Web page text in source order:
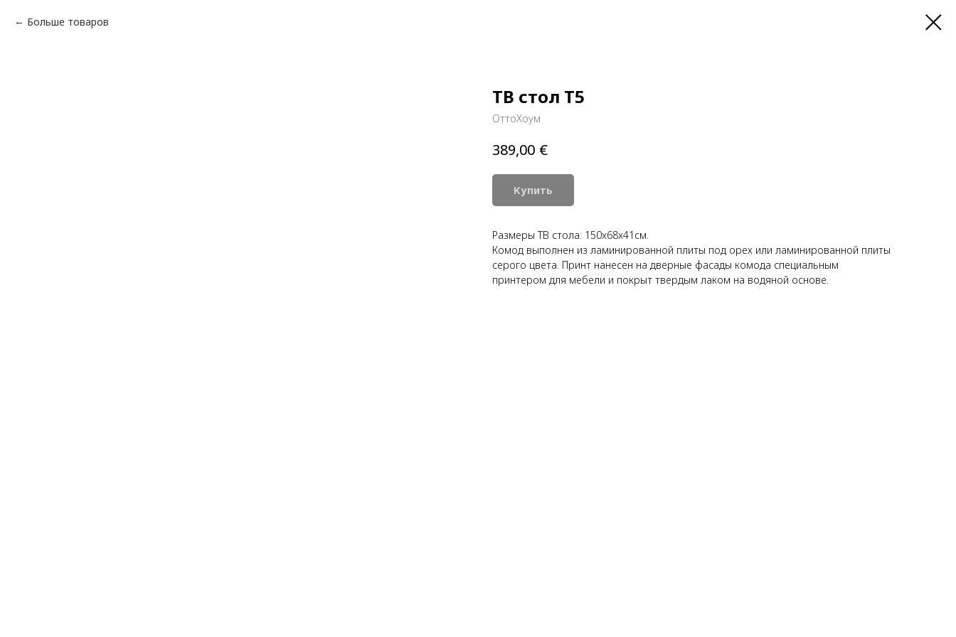
Больше товаров
ТВ стол T5
ОттоХоум
389,00 €
Купить
Размеры ТВ стола: 150x68x41см.
Комод выполнен из ламинированной плиты под орех или ламинированной плиты
серого цвета. Принт нанесен на дверные фасады комода специальным
принтером для мебели и покрыт твердым лаком на водяной основе.